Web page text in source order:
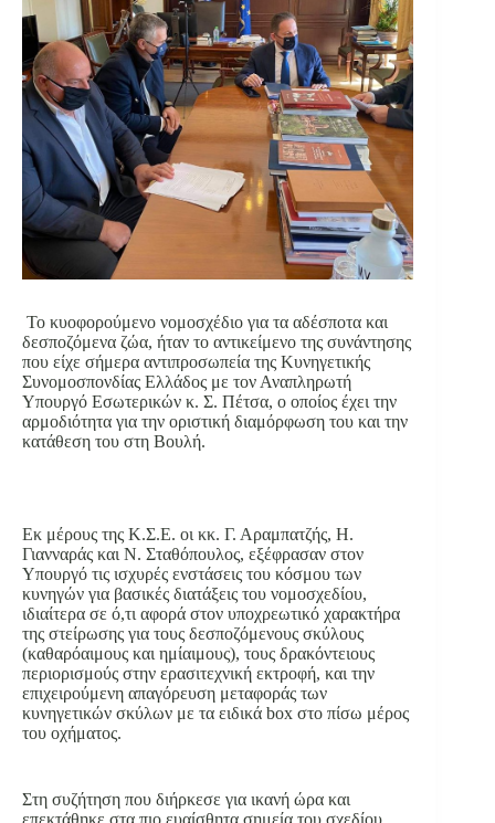
Το κυοφορούμενο νομοσχέδιο για τα αδέσποτα και
δεσποζόμενα ζώα, ήταν το αντικείμενο της συνάντησης
που είχε σήμερα αντιπροσωπεία της Κυνηγετικής
Συνομοσπονδίας Ελλάδος με τον Αναπληρωτή
Υπουργό Εσωτερικών κ. Σ. Πέτσα, ο οποίος έχει την
αρμοδιότητα για την οριστική διαμόρφωση του και την
κατάθεση του στη Βουλή.
Εκ μέρους της Κ.Σ.Ε. οι κκ. Γ. Αραμπατζής, Η.
Γιανναράς και Ν. Σταθόπουλος, εξέφρασαν στον
Υπουργό τις ισχυρές ενστάσεις του κόσμου των
κυνηγών για βασικές διατάξεις του νομοσχεδίου,
ιδιαίτερα σε ό,τι αφορά στον υποχρεωτικό χαρακτήρα
της στείρωσης για τους δεσποζόμενους σκύλους
(καθαρόαιμους και ημίαιμους), τους δρακόντειους
περιορισμούς στην ερασιτεχνική εκτροφή, και την
επιχειρούμενη απαγόρευση μεταφοράς των
κυνηγετικών σκύλων με τα ειδικά box στο πίσω μέρος
του οχήματος.
Στη συζήτηση που διήρκεσε για ικανή ώρα και